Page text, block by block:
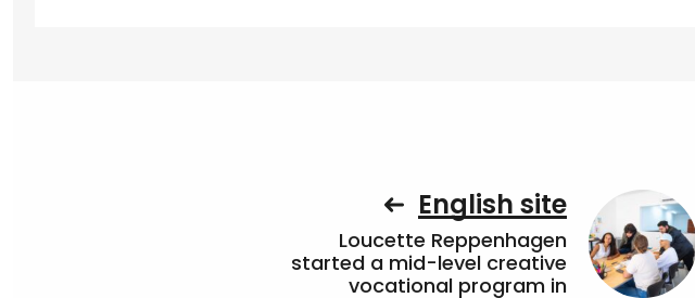
English site
Loucette Reppenhagen
started a mid-level creative
vocational program in